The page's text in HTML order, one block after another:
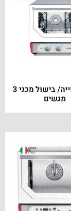
תנור אפייה/ בישול מכני 3
מגשים